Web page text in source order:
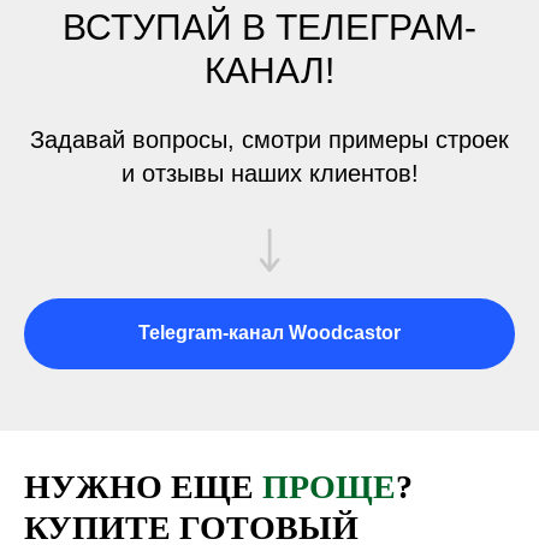
ВСТУПАЙ В ТЕЛЕГРАМ-
КАНАЛ!
Задавай вопросы, смотри примеры строек
и отзывы наших клиентов!
Telegram-канал Woodcastor
НУЖНО ЕЩЕ ПРОЩЕ?
КУПИТЕ ГОТОВЫЙ
следующий шаг. Поэтому время на
3/ ВЫ ЗАРАНЕЕЗНАЕТЕ
БЮДЖЕТ ДОМА
Еще до заказа системы коннекторов вы